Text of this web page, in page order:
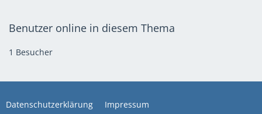
Benutzer online in diesem Thema
1 Besucher
Datenschutzerklärung Impressum